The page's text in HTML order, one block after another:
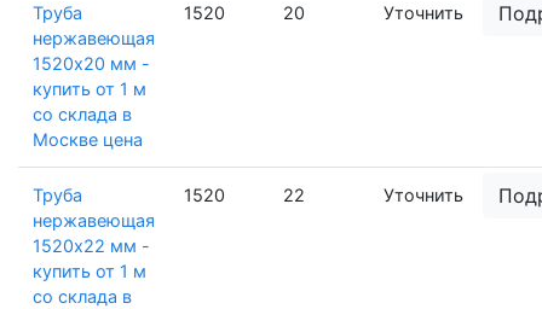
Труба
нержавеющая
1520х20 мм -
купить от 1 м
со склада в
Москве цена
1520 20 Уточнить
Труба
нержавеющая
1520х22 мм -
купить от 1 м
со склада в
1520 22 Уточнить